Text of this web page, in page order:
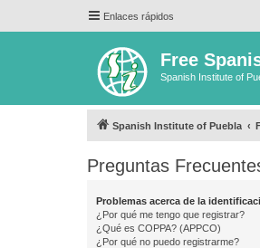
Enlaces rápidos
Free
Spanish Institute of
Spanish Institute of Puebla
Preguntas
Problemas acerca de la
¿Por qué me tengo que registrar?
¿Qué es COPPA? (APPCO)
¿Por qué no puedo registrarme?